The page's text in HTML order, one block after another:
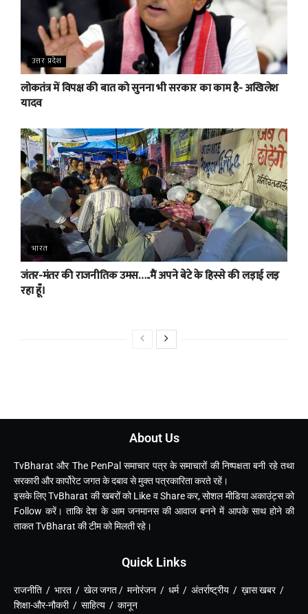
उत्तर प्रदेश
लोकतंत्र में विपक्ष की बात को सुनना भी सरकार का काम है- अखिलेश
यादव
भारत
जंतर-मंतर की राजनीतिक उमस…..मैं अपने बेटे के हिस्से की लड़ाई लड़
रहा हूँ।
About Us
TvBharat और The PenPal समाचार पत्र के समाचारों की निष्पक्षता बनी रहे तथा
सरकारी और कार्पोरेट जगत के दबाव से मुक्त पत्रकारिता करते रहें।
इसके लिए TvBharat की खबरों को Like व Share कर, सोशल मीडिया अकाउंट्स को
Follow करें। ताकि देश के आम जनमानस की आवाज बनने में आपके साथ होने की
ताकत TvBharat की टीम को मिलती रहे।
Quick Links
राजनीति / भारत / खेल जगत / मनोरंजन / धर्म / अंतर्राष्ट्रीय / ख़ास खबर /
शिक्षा-और-नौकरी / साहित्य / कानून